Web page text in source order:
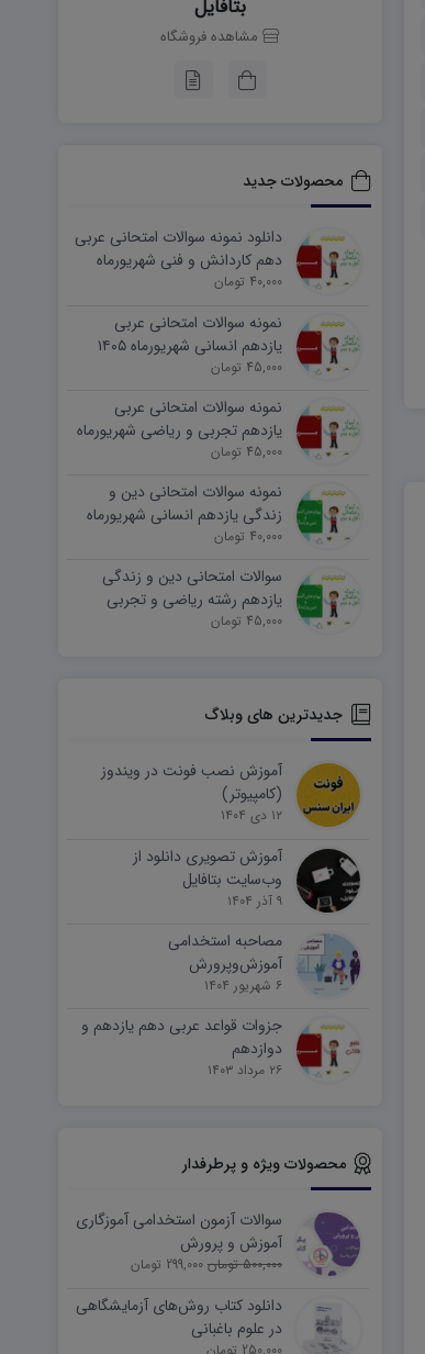
رشته ریاضی ،نمونه سوالات
بتافایل
مشاهده فروشگاه
محصولات جدید
دانلود نمونه سوالات امتحانی عربی
دهم کاردانش و فنی شهریورماه
۱۴۰۵ word
40,000 تومان
نمونه سوالات امتحانی عربی
یازدهم انسانی شهریورماه ۱۴۰۵
word
45,000 تومان
نمونه سوالات امتحانی عربی
یازدهم تجربی و ریاضی شهریورماه
۱۴۰۵ word
45,000 تومان
نمونه سوالات امتحانی دین و
زندگی یازدهم انسانی شهریورماه
۱۴۰۵ word
40,000 تومان
سوالات امتحانی دین و زندگی
یازدهم رشته ریاضی و تجربی
شهریورماه ۱۴۰۵ word
45,000 تومان
جدیدترین های وبلاگ
آموزش نصب فونت در ویندوز
(کامپیوتر)
۱۲ دی ۱۴۰۴
آموزش تصویری دانلود از
وب‌سایت بتافایل
۹ آذر ۱۴۰۴
مصاحبه استخدامی
آموزش‌وپرورش
۶ شهریور ۱۴۰۴
جزوات قواعد عربی دهم یازدهم و
دوازدهم
۲۶ مرداد ۱۴۰۳
محصولات ویژه و پرطرفدار
سوالات آزمون استخدامی آموزگاری
آموزش و پرورش
500,000 تومان 299,000 تومان
دانلود کتاب روش‌های آزمایشگاهی
در علوم باغبانی